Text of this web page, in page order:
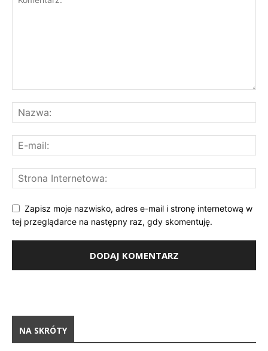
Zapisz moje nazwisko, adres e-mail i stronę internetową w
tej przeglądarce na następny raz, gdy skomentuję.
NA SKRÓTY